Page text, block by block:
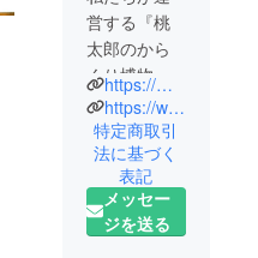
営する『桃
太郎のから
くり博物
館』は岡山
県倉敷市の
美観地区に
ある、桃太
郎の歴史資
料（古文
https://momotaroukan3.wixsite.com/momo
https://www.facebook.com/momotarounokarakurihakubutsukan
特定商取引
法に基づく
表記
メッセー
ジを送る